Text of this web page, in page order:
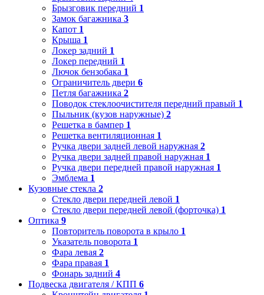
Брызговик передний 1
Замок багажника 3
Капот 1
Крыша 1
Локер задний 1
Локер передний 1
Лючок бензобака 1
Ограничитель двери 6
Петля багажника 2
Поводок стеклоочистителя передний правый 1
Пыльник (кузов наружные) 2
Решетка в бампер 1
Решетка вентиляционная 1
Ручка двери задней левой наружная 2
Ручка двери задней правой наружная 1
Ручка двери передней правой наружная 1
Эмблема 1
Кузовные стекла 2
Стекло двери передней левой 1
Стекло двери передней левой (форточка) 1
Оптика 9
Повторитель поворота в крыло 1
Указатель поворота 1
Фара левая 2
Фара правая 1
Фонарь задний 4
Подвеска двигателя / КПП 6